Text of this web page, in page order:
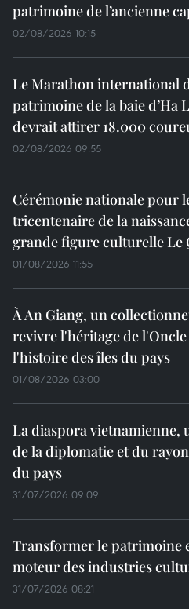
patrimoine de l’ancienne
02/08/2026 10:15
Le Marathon international
patrimoine de la baie d’Ha
devrait attirer 18.000
02/08/2026 09:55
Cérémonie nationale pour
tricentenaire de la
grande figure culturelle Le
01/08/2026 11:55
À An Giang, un
revivre l'héritage de
l'histoire des îles du pays
01/08/2026 03:00
La diaspora vietnamienne,
de la diplomatie et du
du pays
31/07/2026 09:09
Transformer le patrimoine
moteur des industries
31/07/2026 08:21